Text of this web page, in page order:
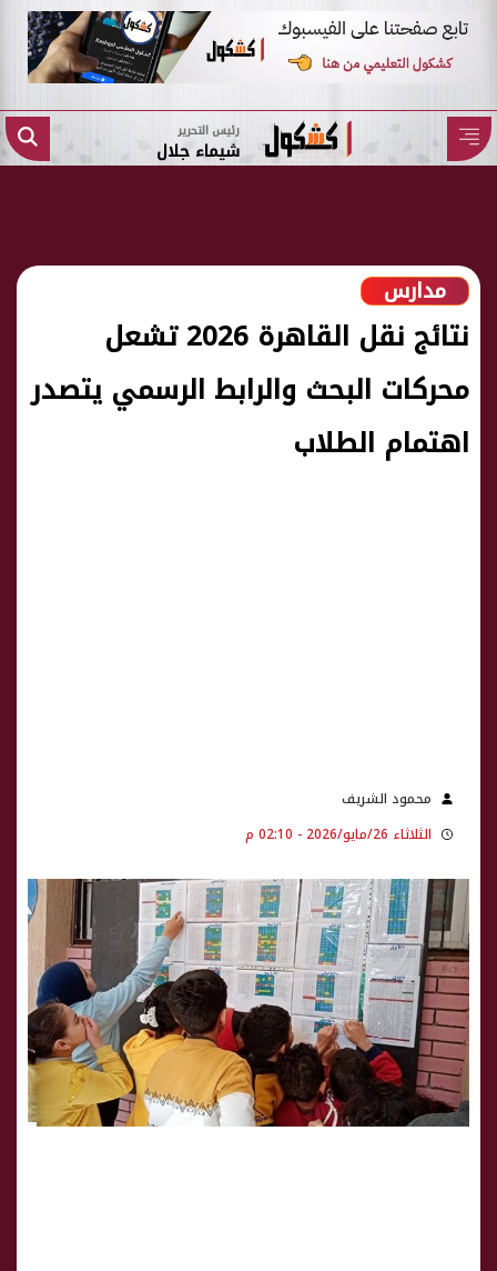
رئيس التحرير
شيماء جلال
مدارس
نتائج نقل القاهرة 2026 تشعل
محركات البحث والرابط الرسمي يتصدر
اهتمام الطلاب
محمود الشريف
الثلاثاء 26/مايو/2026 - 02:10 م